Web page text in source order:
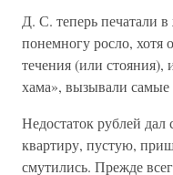
Д. С. теперь печатали
понемногу росло, хотя
течения (или стояния),
хама», вызывали
Недостаток рублей
квартиру, пустую,
смутились. Прежде